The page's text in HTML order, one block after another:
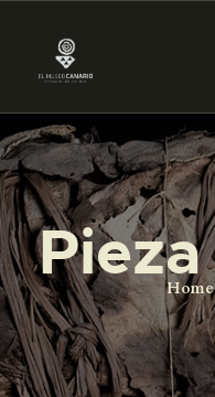
Home
█
EL MUSEO